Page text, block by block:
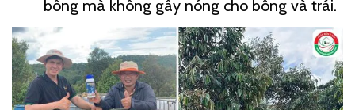
bông mà không gây nóng cho bông và trái.